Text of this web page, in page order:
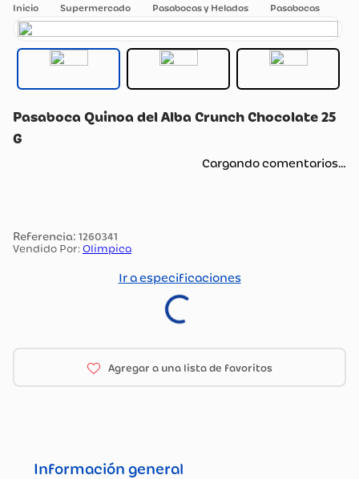
Supermercado Pasabocas y Helados Pasabocas
Pasaboca Quinoa del Alba Crunch Chocolate 25
G
Cargando comentarios…
: 1260341
Vendido Por: Olimpica
Ir a especificaciones
Información general